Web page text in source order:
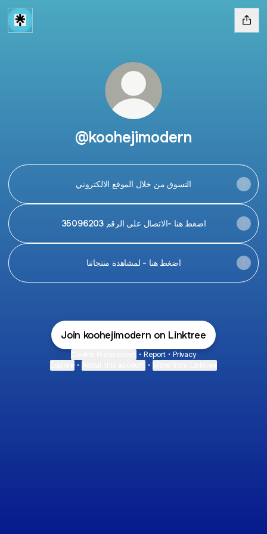
@koohejimodern
التسوق من خلال الموقع الالكتروني
اضغط هنا -الاتصال على الرقم 35096203
اضغط هنا - لمشاهدة منتجاتنا
Join koohejimodern on Linktree
• Report • Privacy
• •